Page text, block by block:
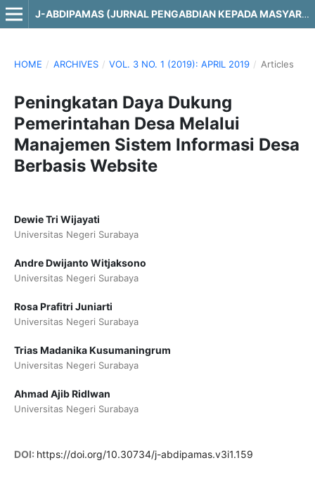
J-ABDIPAMAS (JURNAL PENGABDIAN KEPADA MASYARAKAT)
HOME / ARCHIVES / VOL. 3 NO. 1 (2019): APRIL 2019 / Articles
Peningkatan Daya Dukung
Pemerintahan Desa Melalui
Manajemen Sistem Informasi Desa
Berbasis Website
Dewie Tri Wijayati
Universitas Negeri Surabaya
Andre Dwijanto Witjaksono
Universitas Negeri Surabaya
Rosa Prafitri Juniarti
Universitas Negeri Surabaya
Trias Madanika Kusumaningrum
Universitas Negeri Surabaya
Ahmad Ajib Ridlwan
Universitas Negeri Surabaya
DOI: https://doi.org/10.30734/j-abdipamas.v3i1.159